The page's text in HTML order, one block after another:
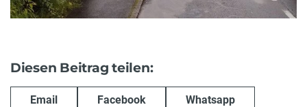
Diesen Beitrag teilen:
Email Facebook Whatsapp